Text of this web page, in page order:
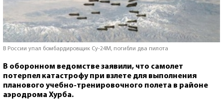
В России упал бомбардировщик Су-24М, погибли два пилота
В оборонном ведомстве заявили, что самолет
потерпел катастрофу при взлете для выполнения
планового учебно-тренировочного полета в районе
аэродрома Хурба.